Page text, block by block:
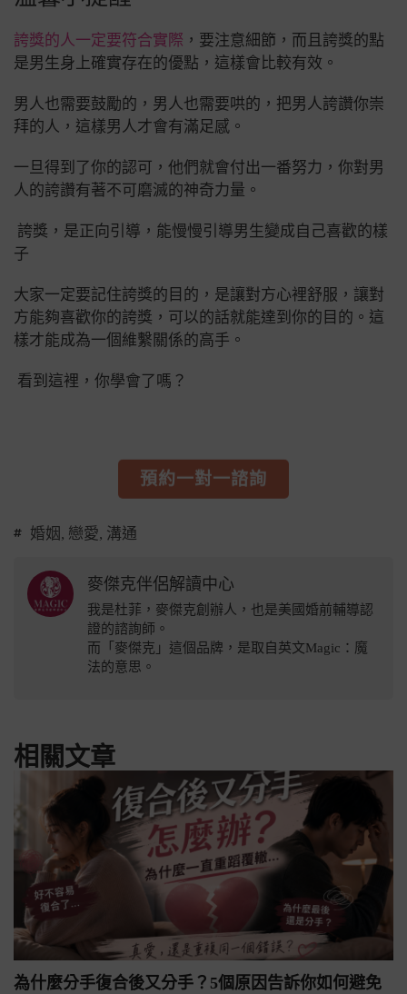
誇獎的人一定要符合實際 ，要注意細節，而且誇獎的點
是男生身上確實存在的優點，這樣會比較有效。
男人也需要鼓勵的，男人也需要哄的，把男人誇讚你崇
拜的人，這樣男人才會有滿足感。
一旦得到了你的認可，他們就會付出一番努力，你對男
人的誇讚有著不可磨滅的神奇力量。
誇獎，是正向引導，能慢慢引導男生變成自己喜歡的樣
子
大家一定要記住誇獎的目的，是讓對方心裡舒服，讓對
方能夠喜歡你的誇獎，可以的話就能達到你的目的。這
樣才能成為一個維繫關係的高手。
看到這裡，你學會了嗎？
預約一對一諮詢
婚姻 , 戀愛, 溝通
麥傑克伴侶解讀中心
我是杜菲，麥傑克創辦人，也是美國婚前輔導認
證的諮詢師。
而「麥傑克」這個品牌，是取自英文Magic：魔
法的意思。
相關文章
為什麼分手復合後又分手？5個原因告訴你如何避免